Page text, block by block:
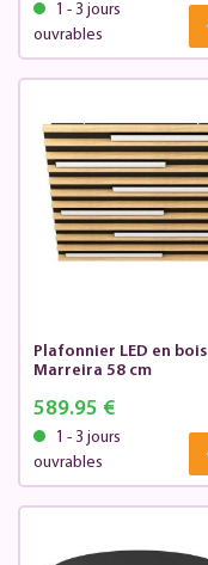
1 - 3 jours
ouvrables
Plafonnier LED en bois
Marreira 58 cm
589.95 €
1 - 3 jours
ouvrables